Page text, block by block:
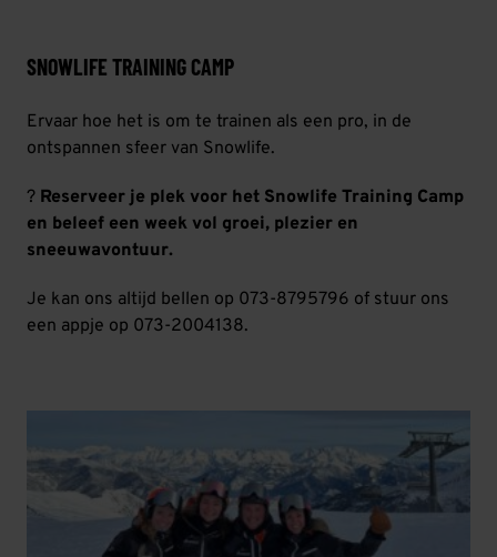
SNOWLIFE TRAINING CAMP
Ervaar hoe het is om te trainen als een pro, in de
ontspannen sfeer van Snowlife.
? Reserveer je plek voor het Snowlife Training Camp
en beleef een week vol groei, plezier en
sneeuwavontuur.
Je kan ons altijd bellen op 073-8795796 of stuur ons
een appje op 073-2004138.